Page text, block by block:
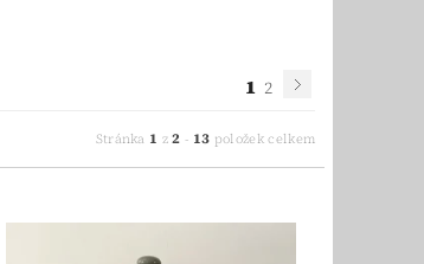
1 2
Stránka 1 z2 - 13 položek celkem